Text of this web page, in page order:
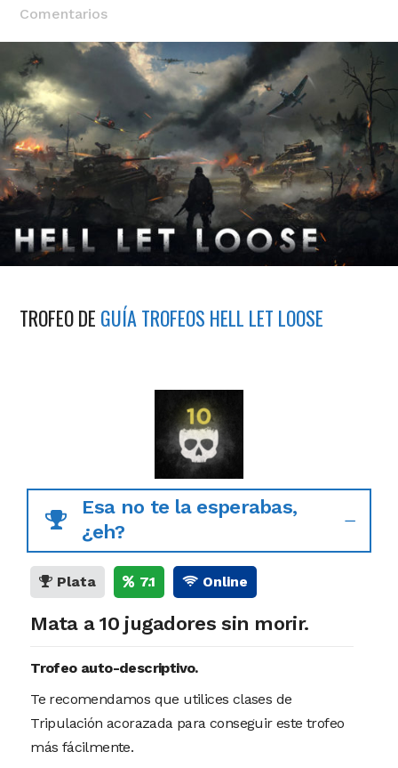
Comentarios
TROFEO DE GUÍA TROFEOS HELL LET LOOSE
Esa no te la esperabas,
¿eh?
Plata 7.1 Online
Mata a 10 jugadores sin morir.
Trofeo auto-descriptivo.
Te recomendamos que utilices clases de
Tripulación acorazada para conseguir este trofeo
más fácilmente.